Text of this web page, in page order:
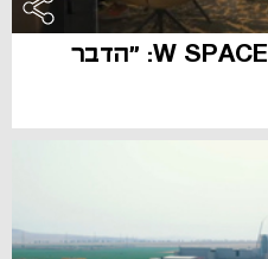
רשת מתחמי העבודה W SPACES: "הדבר